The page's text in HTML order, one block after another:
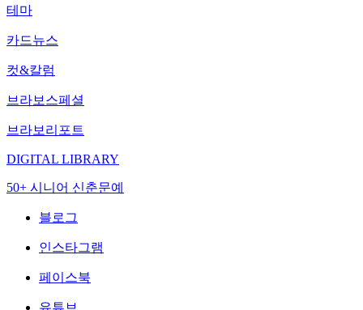
테마
카드뉴스
컷&칼럼
브라보스페셜
브라보리포트
DIGITAL LIBRARY
50+ 시니어 신춘문예
블로그
인스타그램
페이스북